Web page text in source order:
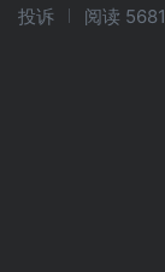
投诉 阅读 5681